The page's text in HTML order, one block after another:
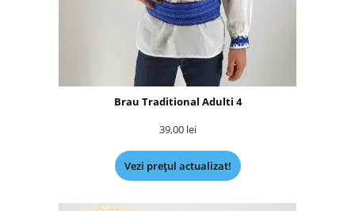
Brau Traditional Adulti 4
39,00 lei
Vezi prețul actualizat!